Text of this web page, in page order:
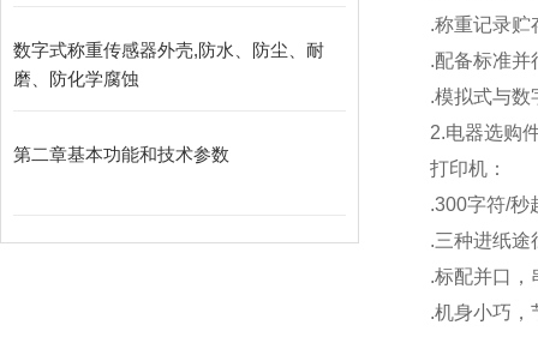
数字式称重传感器外壳,防水、防尘、耐
磨、防化学腐蚀
第二章基本功能和技术参数
.称重记录贮
.配备标准并
.模拟式与数
2.电器选购
打印机：
.300字符/秒
.三种进纸途
.标配并口，
.机身小巧，